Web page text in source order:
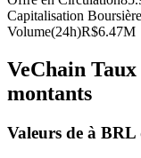
Copie de Trading
Rejoignez les
Capitalisation Boursière
Volume(24h)R$6.47M
VeChain
montants
Valeurs de à